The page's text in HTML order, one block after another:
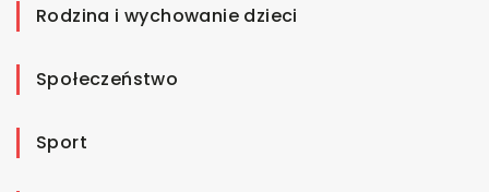
Rodzina i wychowanie dzieci
Społeczeństwo
Sport